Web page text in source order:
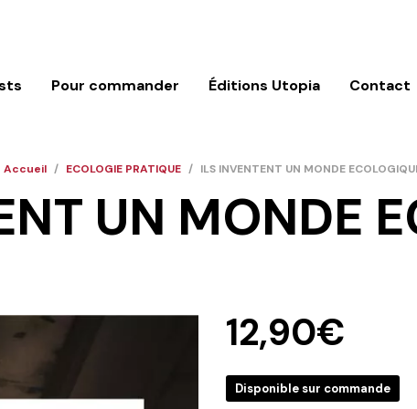
Pour commander Éditions Utopia Contact
Accueil / ECOLOGIE PRATIQUE / ILS INVENTENT UN MONDE
UN MONDE
12,90€
Disponible sur commande